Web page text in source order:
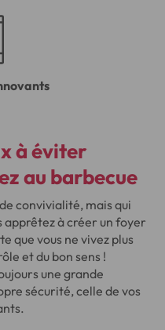
à éviter
au barbecue
convivialité, mais qui
apprêtez à créer un foyer
que vous ne vivez plus
et du bon sens !
une grande
sécurité, celle de vos